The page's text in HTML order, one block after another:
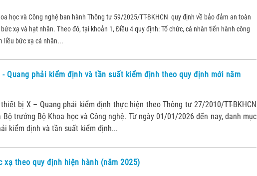
học và Công nghệ ban hành Thông tư 59/2025/TT-BKHCN quy định về bảo đảm an toàn
xạ và hạt nhân. Theo đó, tại khoản 1, Điều 4 quy định: Tổ chức, cá nhân tiến hành công
liều bức xạ cá nhân...
Quang phải kiểm định và tần suất kiểm định theo quy định mới năm
bị X – Quang phải kiểm định thực hiện theo Thông tư 27/2010/TT-BKHCN
trưởng Bộ Khoa học và Công nghệ. Từ ngày 01/01/2026 đến nay, danh mục
kiểm định và tần suất kiểm định...
xạ theo quy định hiện hành (năm 2025)